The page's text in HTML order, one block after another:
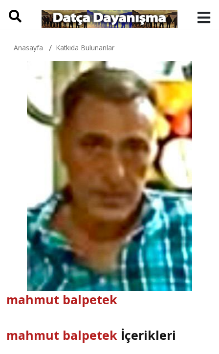
Anasayfa Katkıda Bulunanlar
mahmut balpetek
mahmut balpetek İçerikleri